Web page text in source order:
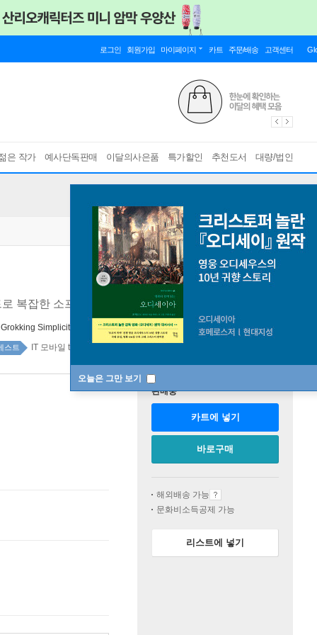
로그인 회원가입 마이페이지 카트 주문/배송 고객센터
은 작가 예사단독판매 이달의사은품 특가할인 추천도서 대량/법인
오늘은 그만 보기
복잡한 소프트웨어 길들이기
Grokking Simplicity
스트 IT 모바일 top20 3주
판매중
카트에 넣기
바로구매
해외배송 가능
문화비소득공제 가능
리스트에 넣기